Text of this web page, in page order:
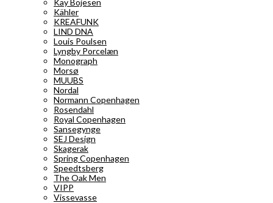
Kay Bojesen
Kähler
KREAFUNK
LIND DNA
Louis Poulsen
Lyngby Porcelæn
Monograph
Morsø
MUUBS
Nordal
Normann Copenhagen
Rosendahl
Royal Copenhagen
Sansegynge
SEJ Design
Skagerak
Spring Copenhagen
Speedtsberg
The Oak Men
VIPP
Vissevasse